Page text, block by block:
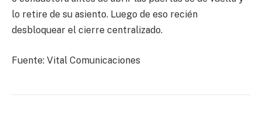
lo retire de su asiento. Luego de eso recién
desbloquear el cierre centralizado.
Fuente: Vital Comunicaciones